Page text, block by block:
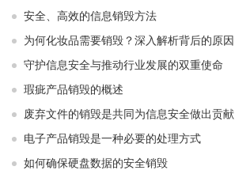
安全、高效的信息销毁方法
为何化妆品需要销毁？深入解析背后的原因
守护信息安全与推动行业发展的双重使命
瑕疵产品销毁的概述
废弃文件的销毁是共同为信息安全做出贡献
电子产品销毁是一种必要的处理方式
如何确保硬盘数据的安全销毁